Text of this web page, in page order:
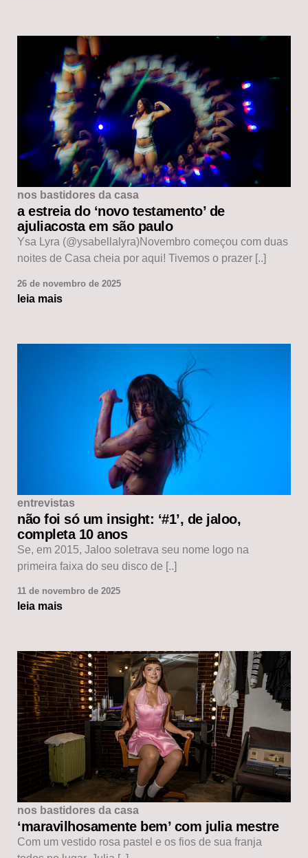
nos bastidores da casa
a estreia do ‘novo testamento’ de
ajuliacosta em são paulo
Ysa Lyra (@ysabellalyra)Novembro começou com duas
noites de Casa cheia por aqui! Tivemos o prazer [..]
26 de novembro de 2025
leia mais
entrevistas
não foi só um insight: ‘#1’, de jaloo,
completa 10 anos
Se, em 2015, Jaloo soletrava seu nome logo na
primeira faixa do seu disco de [..]
11 de novembro de 2025
leia mais
nos bastidores da casa
‘maravilhosamente bem’ com julia mestre
Com um vestido rosa pastel e os fios de sua franja